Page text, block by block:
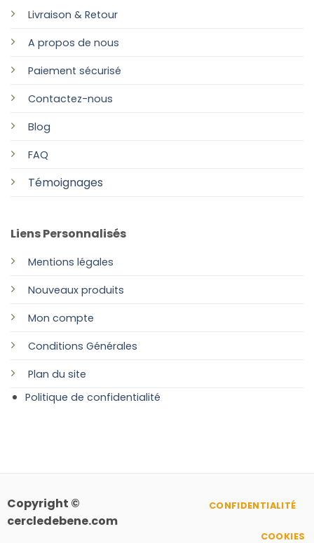
Livraison & Retour
A propos de nous
Paiement sécurisé
Contactez-nous
Blog
FAQ
Témoignages
Liens Personnalisés
Mentions légales
Nouveaux produits
Mon compte
Conditions Générales
Plan du site
Politique de confidentialité
Copyright ©
cercledebene.com
CONFIDENTIALITÉ
COOKIES